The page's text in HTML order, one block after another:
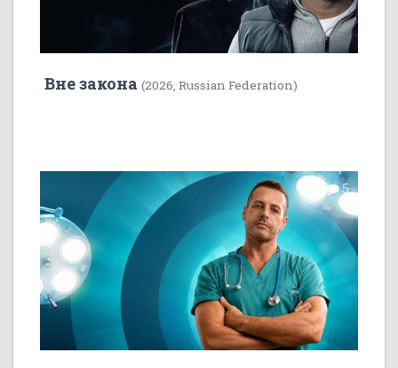
Вне закона (2026, Russian Federation)
7 5